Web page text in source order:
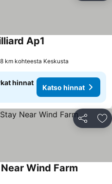
Ap1
km kohteesta Keskusta
hinnat
Katso hinnat
Jaa
Wind Farm